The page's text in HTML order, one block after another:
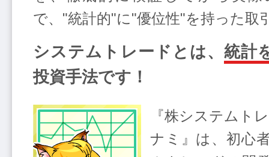
で、"統計的"に"優位性"を持った取
システムトレードとは、統計
投資手法です！
『株システムト
ナミ』は、初心